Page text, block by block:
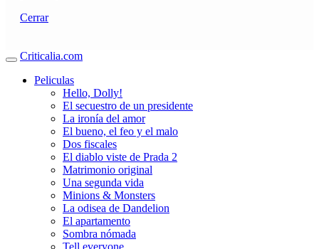
Cerrar
Criticalia.com
Peliculas
Hello, Dolly!
El secuestro de un presidente
La ironía del amor
El bueno, el feo y el malo
Dos fiscales
El diablo viste de Prada 2
Matrimonio original
Una segunda vida
Minions & Monsters
La odisea de Dandelion
El apartamento
Sombra nómada
Tell everyone